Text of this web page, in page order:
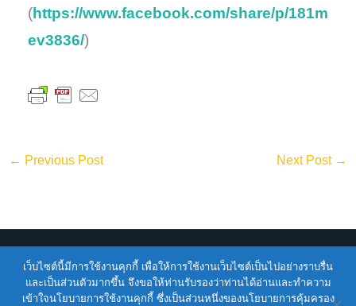
(https://www.facebook.com/share/p/181m
ev3836/)
← Previous Post Next Post →
Copyright © 2026ENTEC| Powered byENTEC
Terms of Service |Privacy Policy |NSTDA Website
เว็บไซต์นี้มีการใช้งานคุกกี้ เพื่อให้การใช้งานเว็บไซต์เป็นไปอย่างราบรื่น
และเป็นส่วนตัวมากขึ้น จึงขอให้ท่านรับรองว่าท่านได้อ่านและทำความ
เข้าใจนโยบายการใช้งานคุกกี้ ซึ่งเป็นส่วนหนึ่งของนโยบายการคุ้มครอง